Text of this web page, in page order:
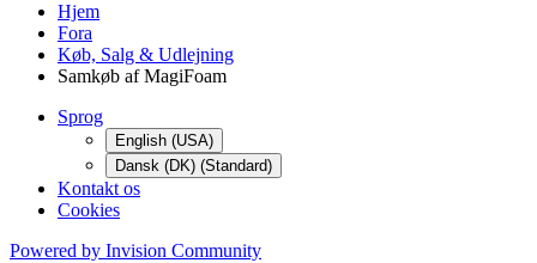
Hjem
Fora
Køb, Salg & Udlejning
Samkøb af MagiFoam
Sprog
English (USA)
Dansk (DK) (Standard)
Kontakt os
Cookies
Powered by Invision Community